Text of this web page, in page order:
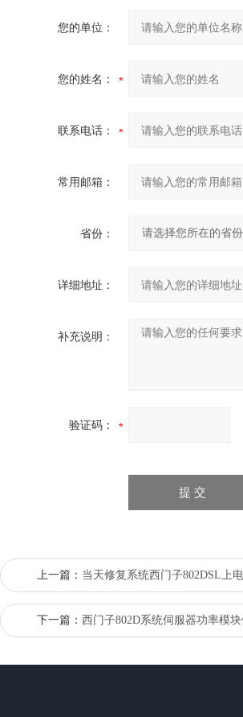
您的单位：
您的姓名：
联系电话：
常用邮箱：
省份：
详细地址：
补充说明：
验证码：
上一篇： 当天修复系统西门子802DSL上
下一篇： 西门子802D系统伺服器功率模